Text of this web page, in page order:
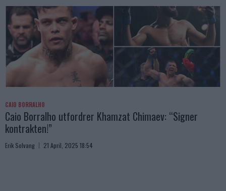
CAIO BORRALHO
Caio Borralho utfordrer Khamzat Chimaev: “Signer
kontrakten!”
Erik Solvang 21 April, 2025 18:54